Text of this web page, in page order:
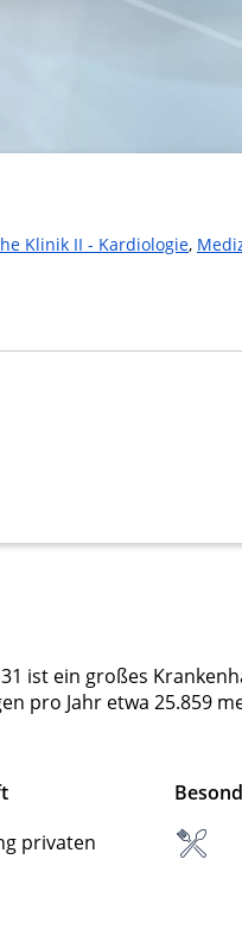
Klinik II - Kardiologie,
ist ein großes
pro Jahr etwa 25.859
privaten